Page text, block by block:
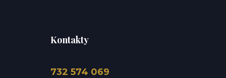
Kontakty
732 574 069